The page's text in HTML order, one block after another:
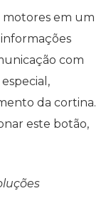
motores em um
com
da cortina.
este botão,